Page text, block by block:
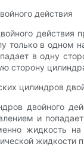
действия
действия
только в одном
в одну
сторону
цилиндров
двойного
и
жидкость
жидкости